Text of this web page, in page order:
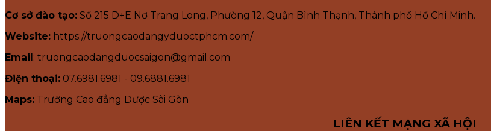
Cơ sở đào tạo: Số 215 D+E Nơ Trang Long, Phường 12, Quận Bình Thạnh, Thành phố Hồ Chí Minh.
Website: https://truongcaodangyduoctphcm.com/
Email: truongcaodangduocsaigon@gmail.com
Điện thoại: 07.6981.6981 - 09.6881.6981
Maps: Trường Cao đẳng Dược Sài Gòn
LIÊN KẾT MẠNG XÃ HỘI